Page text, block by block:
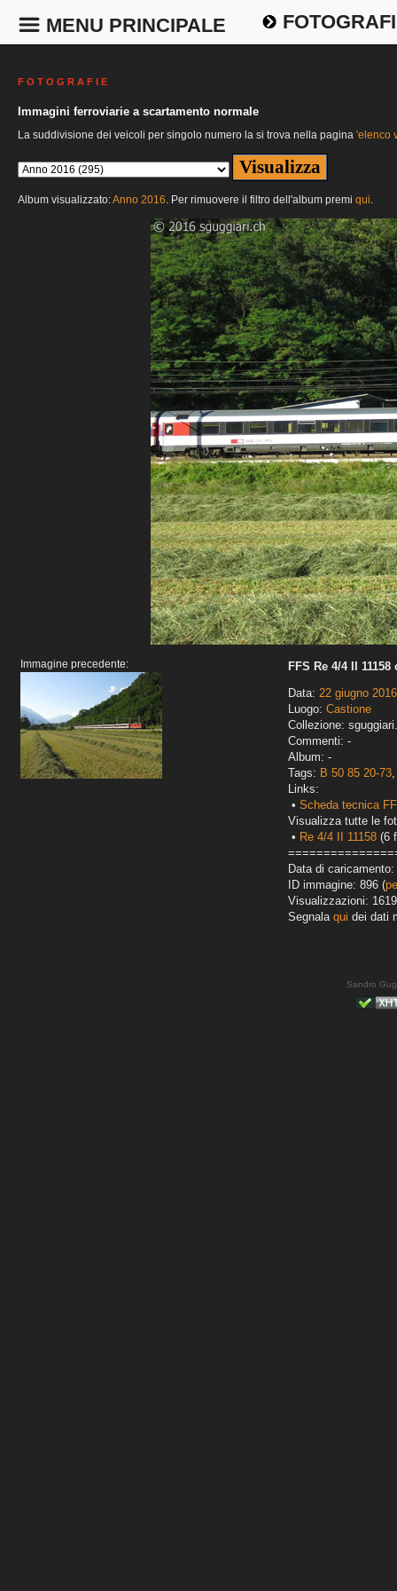
MENU PRINCIPALE
F O T O G R A F I E
Immagini ferroviarie a scartamento normale
La suddivisione dei veicoli per singolo numero la si trova nella pagina 'elenco
Album visualizzato:Anno 2016. Per rimuovere il filtro dell'album premi qui.
Immagine precedente:
FFS Re 4/4 II
Data: 22 giugno 2016
Luogo: Castione
Collezione:
Commenti: -
Album: -
Tags: B 50 85 20-73
Links:
• Scheda tecnica
Visualizza tutte le
• Re 4/4 II 11158 (6
Data di caricamento:
ID immagine: 896 (
Visualizzazioni: 1619
Segnala qui dei dati
Sandro